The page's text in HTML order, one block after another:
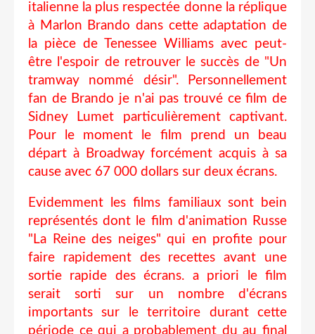
italienne la plus respectée donne la réplique
à Marlon Brando dans cette adaptation de
la pièce de Tenessee Williams avec peut-
être l'espoir de retrouver le succès de "Un
tramway nommé désir". Personnellement
fan de Brando je n'ai pas trouvé ce film de
Sidney Lumet particulièrement captivant.
Pour le moment le film prend un beau
départ à Broadway forcément acquis à sa
cause avec 67 000 dollars sur deux écrans.
Evidemment les films familiaux sont bein
représentés dont le film d'animation Russe
"La Reine des neiges" qui en profite pour
faire rapidement des recettes avant une
sortie rapide des écrans. a priori le film
serait sorti sur un nombre d'écrans
importants sur le territoire durant cette
période ce qui a probablement du au final